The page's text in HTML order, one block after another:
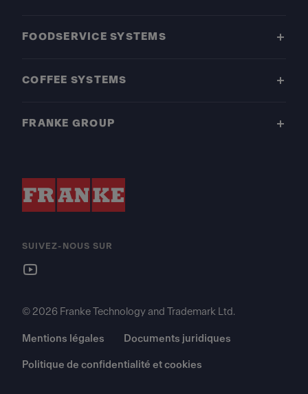
FOODSERVICE SYSTEMS
COFFEE SYSTEMS
FRANKE GROUP
SUIVEZ-NOUS SUR
© 2026 Franke Technology and Trademark Ltd.
Mentions légales Documents juridiques
Politique de confidentialité et cookies